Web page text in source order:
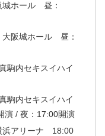
城ホール 昼：
大阪城ホール 昼：
駒内セキスイハイ
駒内セキスイハイ
演 / 夜：17:00開演
浜アリーナ 18:00